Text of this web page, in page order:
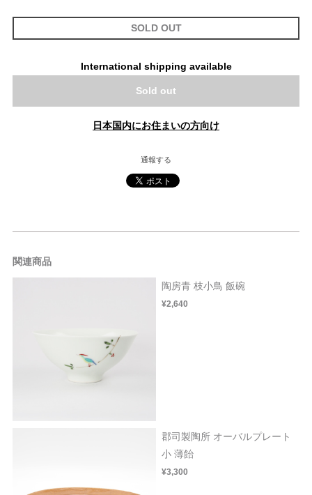
SOLD OUT
International shipping available
Sold out
日本国内にお住まいの方向け
通報する
関連商品
陶房青 枝小鳥 飯碗
¥2,640
郡司製陶所 オーバルプレート
小 薄飴
¥3,300